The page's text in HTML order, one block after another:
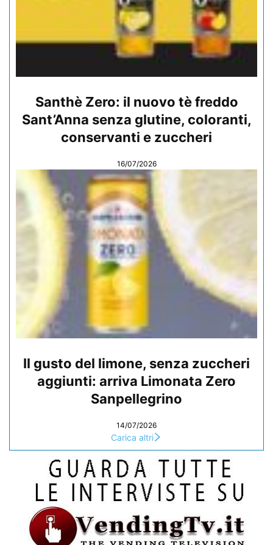
Santhè Zero: il nuovo tè freddo
Sant’Anna senza glutine, coloranti,
conservanti e zuccheri
16/07/2026
Il gusto del limone, senza zuccheri
aggiunti: arriva Limonata Zero
Sanpellegrino
14/07/2026
Carica altri